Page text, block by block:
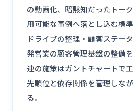
の動画化、暗黙知だったトー
用可能な事例へ落とし込む標
ドライブの整理・顧客ステー
発営業の顧客管理基盤の整備
連の施策はガントチャートで
先順位と依存関係を管理しな
る。